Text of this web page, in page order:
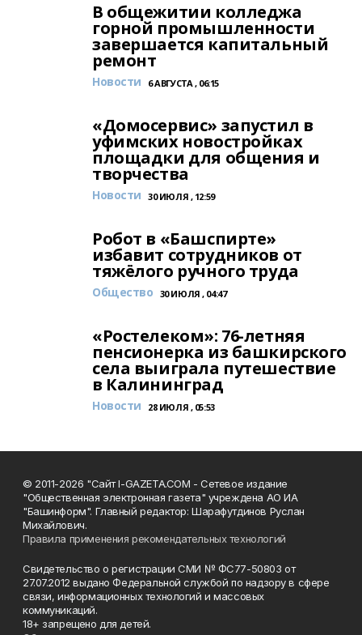
В общежитии колледжа
горной промышленности
завершается капитальный
ремонт
Новости 6 АВГУСТА , 06:15
«Домосервис» запустил в
уфимских новостройках
площадки для общения и
творчества
Новости 30 ИЮЛЯ , 12:59
Робот в «Башспирте»
избавит сотрудников от
тяжёлого ручного труда
Общество 30 ИЮЛЯ , 04:47
«Ростелеком»: 76-летняя
пенсионерка из башкирского
села выиграла путешествие
в Калининград
Новости 28 ИЮЛЯ , 05:53
© 2011-2026 "Сайт I-GAZETA.COM - Сетевое издание
"Общественная электронная газета" учреждена АО ИА
"Башинформ". Главный редактор: Шарафутдинов Руслан
Михайлович.
Правила применения рекомендательных технологий
Свидетельство о регистрации СМИ № ФС77-50803 от
27.07.2012 выдано Федеральной службой по надзору в сфере
связи, информационных технологий и массовых
коммуникаций.
18+ запрещено для детей.